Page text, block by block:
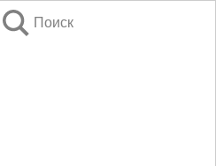
Поиск